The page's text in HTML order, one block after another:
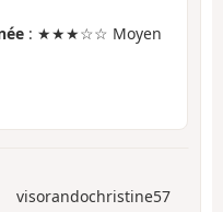
: ★★★☆☆ Moyen
visorandochristine57